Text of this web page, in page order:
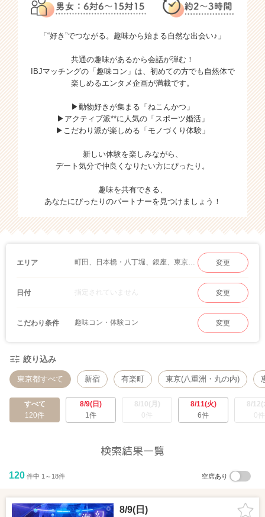
「“好き”でつながる。趣味から始まる自然な出会い♪」
共通の趣味があるから会話が弾む！
IBJマッチングの「趣味コン」は、初めての方でも自然体で
楽しめるエンタメ企画が満載です。
▶動物好きが集まる「ねこんかつ」
▶アクティブ派**に人気の「スポーツ婚活」
▶こだわり派が楽しめる「モノづくり体験」
新しい体験を楽しみながら、
デート気分で仲良くなりたい方にぴったり。
趣味を共有できる、
あなたにぴったりのパートナーを見つけましょう！
エリア 町田、日本橋・八丁堀、銀座、東京(八重洲・丸の内)、六本木、池袋、品川・五反田、二子玉川、水道橋・飯田橋、上野、渋谷、浅草・両国、新宿、有楽町、恵比寿・赤坂、秋葉原、立川・吉祥寺、自由が丘、お台場、八王子、北千住 変更
日付 指定されていません 変更
こだわり条件 趣味コン・体験コン 変更
絞り込み
東京都すべて 新宿 有楽町 東京(八重洲・丸の内)
すべて
120件
8/9(日)
1件
8/10(月)
0件
8/11(火)
6件
8/12(
0件
検索結果一覧
120 件中 1～18件 空席あり
8/9(日)